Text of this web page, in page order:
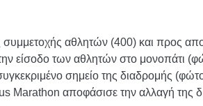
αθλητών (400) και προς
είσοδο των αθλητών στο μονοπάτι
σημείο της διαδρομής
Marathon αποφάσισε την αλλαγή της